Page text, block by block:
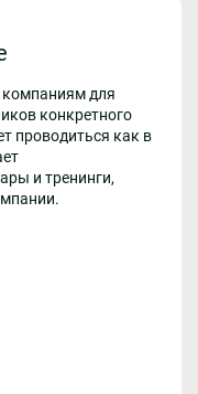
компаниям для
конкретного
проводиться как в
и тренинги,